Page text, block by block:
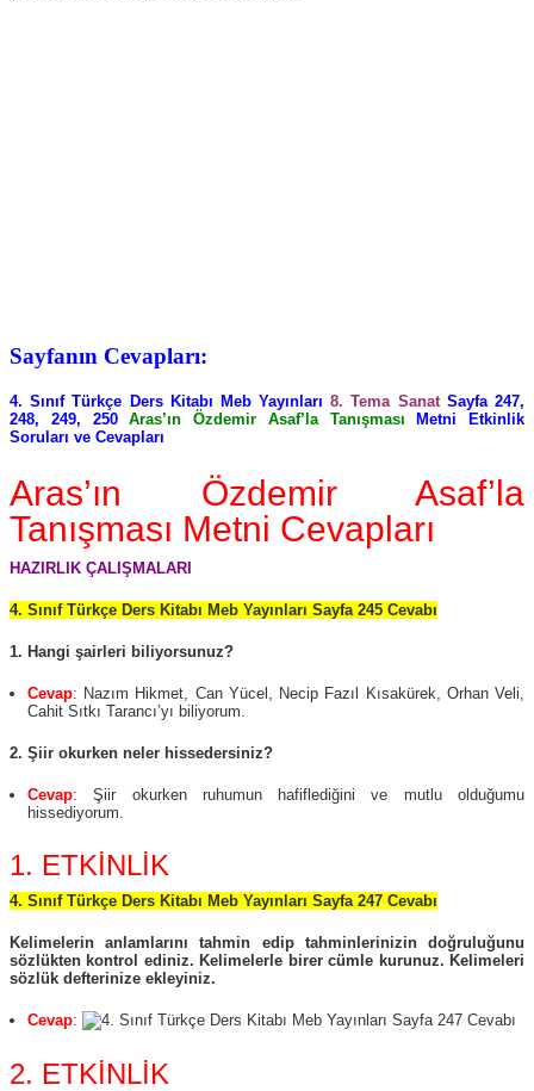
Sayfanın Cevapları:
4. Sınıf Türkçe Ders Kitabı Meb Yayınları8. Tema SanatSayfa 247,
248, 249, 250Aras’ın Özdemir Asaf’la Tanışması Metni Etkinlik
Soruları ve Cevapları
Aras’ın Özdemir Asaf’la
Tanışması Metni Cevapları
HAZIRLIK ÇALIŞMALARI
4. Sınıf Türkçe Ders Kitabı Meb Yayınları Sayfa 245 Cevabı
1. Hangi şairleri biliyorsunuz?
Cevap: Nazım Hikmet, Can Yücel, Necip Fazıl Kısakürek, Orhan Veli,
Cahit Sıtkı Tarancı’yı biliyorum.
2. Şiir okurken neler hissedersiniz?
Cevap: Şiir okurken ruhumun hafiflediğini ve mutlu olduğumu
hissediyorum.
1. ETKİNLİK
4. Sınıf Türkçe Ders Kitabı Meb Yayınları Sayfa 247 Cevabı
Kelimelerin anlamlarını tahmin edip tahminlerinizin doğruluğunu
sözlükten kontrol ediniz. Kelimelerle birer cümle kurunuz. Kelimeleri
sözlük defterinize ekleyiniz.
Cevap:
2. ETKİNLİK